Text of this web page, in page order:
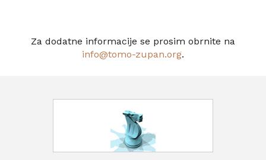
Za dodatne informacije se prosim obrnite na
info@tomo-zupan.org.